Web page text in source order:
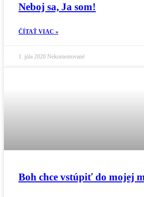
Neboj sa, Ja som!
ČÍTAŤ VIAC »
1. júla 2020 Nekomentované
Boh chce vstúpiť do mojej